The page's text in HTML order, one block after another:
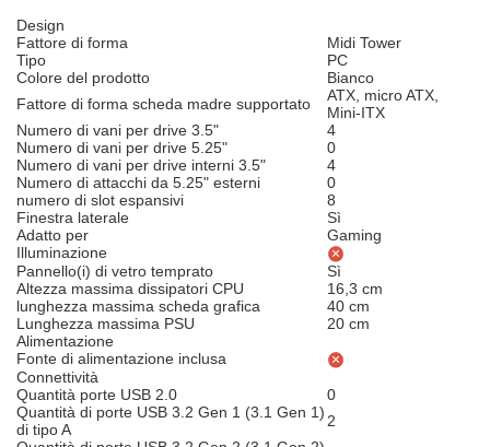
Design
Fattore di forma
Midi Tower
Tipo
PC
Colore del prodotto
Bianco
Fattore di forma scheda madre supportato
ATX, micro ATX,
Mini-ITX
Numero di vani per drive 3.5"
4
Numero di vani per drive 5.25"
0
Numero di vani per drive interni 3.5"
4
Numero di attacchi da 5.25" esterni
0
numero di slot espansivi
8
Finestra laterale
Sì
Adatto per
Gaming
Illuminazione
Pannello(i) di vetro temprato
Sì
Altezza massima dissipatori CPU
16,3 cm
lunghezza massima scheda grafica
40 cm
Lunghezza massima PSU
20 cm
Alimentazione
Fonte di alimentazione inclusa
Connettività
Quantità porte USB 2.0
0
Quantità di porte USB 3.2 Gen 1 (3.1 Gen 1)
di tipo A
2